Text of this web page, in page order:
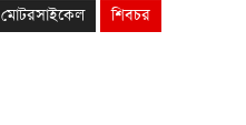
মোটরসাইকেল
শিবচর